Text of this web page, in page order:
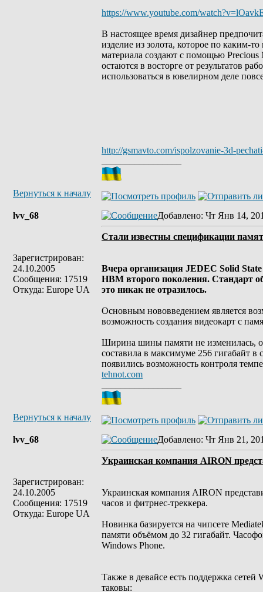
https://www.youtube.com/
В настоящее время дизайнер
изделие из золота, которое по каким-
материала создают с помощью
остаются в восторге от результатов
использоваться в ювелирном деле
http://gsmavto.com/ispolzovanie-3d-
Вернуться к началу
lvv_68
Зарегистрирован:
24.10.2005
Сообщения: 17519
Откуда: Europe UA
Добавлено: Чт Янв 14,
Стали известны спецификации
Вчера организация JEDEC Solid
HBM второго поколения. Стандарт
это никак не отразилось.
Основным нововведением является
возможность создания видеокарт с
Ширина шины памяти не изменилась,
составила в максимуме 256 гигабайт в
появились возможность контроля
tehnot.com
Вернуться к началу
lvv_68
Зарегистрирован:
24.10.2005
Сообщения: 17519
Откуда: Europe UA
Добавлено: Чт Янв 21,
Украинская компания AIRON
Украинская компания AIRON
часов и фитрнес-треккера.
Новинка базируется на чипсете
памяти объёмом до 32 гигабайт.
Windows Phone.
Также в девайсе есть поддержка
таковы: